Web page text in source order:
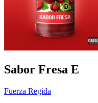
Sabor Fresa E
Fuerza Regida